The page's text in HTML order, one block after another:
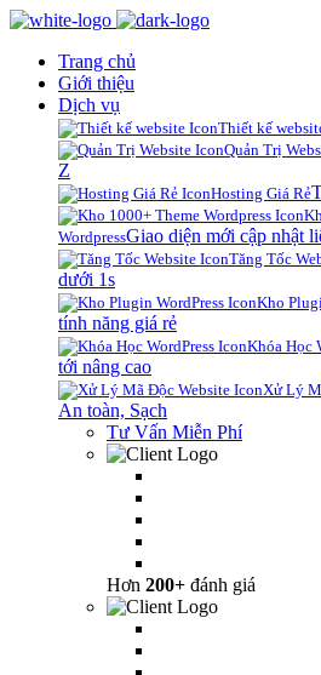
Trang chủ
Giới thiệu
Dịch vụ
Thiết kế
Quản Trị
Z
Hosting Giá Rẻ
WordpressGiao diện mới cập nhật
Tăng Tốc
dưới 1s
Kho
tính năng giá rẻ
Khóa Học
tới nâng cao
Xử Lý
An toàn, Sạch
Tư Vấn Miễn Phí
Hơn 200+ đánh giá